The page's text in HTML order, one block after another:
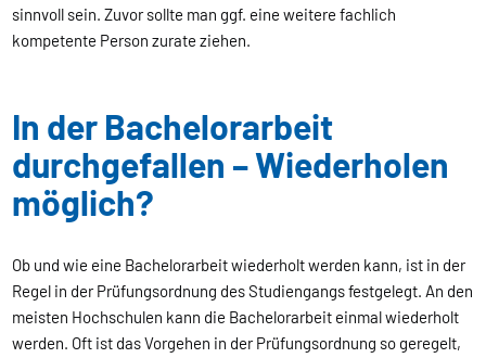
sinnvoll sein. Zuvor sollte man ggf. eine weitere fachlich
kompetente Person zurate ziehen.
In der Bachelorarbeit
durchgefallen – Wiederholen
möglich?
Ob und wie eine Bachelorarbeit wiederholt werden kann, ist in der
Regel in der Prüfungsordnung des Studiengangs festgelegt. An den
meisten Hochschulen kann die Bachelorarbeit einmal wiederholt
werden. Oft ist das Vorgehen in der Prüfungsordnung so geregelt,